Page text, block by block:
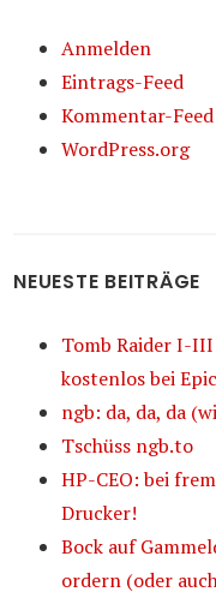
Anmelden
Eintrags-Feed
Kommentar-Feed
WordPress.org
NEUESTE BEITRÄGE
Tomb Raider I-III
kostenlos bei Epic
ngb: da, da, da
Tschüss ngb.to
HP-CEO: bei
Drucker!
Bock auf
ordern (oder